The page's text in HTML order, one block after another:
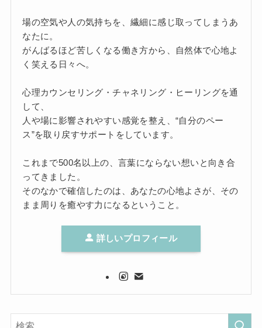
場の空気や人の気持ちを、繊細に感じ取ってしまうあ
なたに。
がんばるほど苦しくなる働き方から、自然体で心地よ
く笑える日々へ。
心理カウンセリング・チャネリング・ヒーリングを通
して、
人や場に影響されやすい感覚を整え、“自分のペー
ス”を取り戻すサポートをしています。
これまで500名以上の、言葉にならない想いと向き合
ってきました。
そのなかで確信したのは、あなたの心地よさが、その
まま周りを癒やす力になるということ。
詳しいプロフィール